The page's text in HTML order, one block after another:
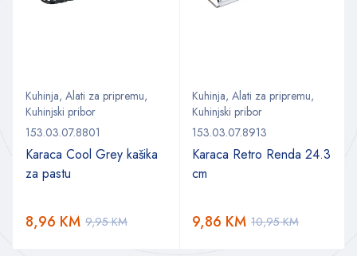
Kuhinja, Alati za pripremu,
Kuhinjski pribor
153.03.07.8801
Karaca Cool Grey kašika
za pastu
9,95KM
8,96 KM
Kuhinja, Alati za pripremu,
Kuhinjski pribor
153.03.07.8913
Karaca Retro Renda 24.3
cm
10,95KM
9,86 KM